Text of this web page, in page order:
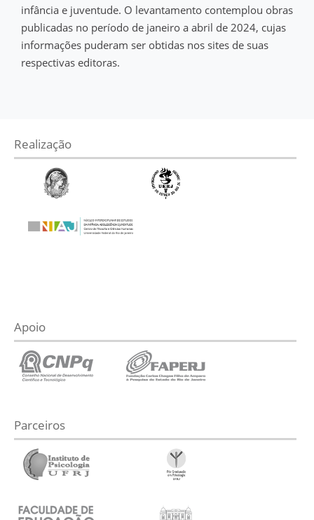
infância e juventude. O levantamento contemplou obras
publicadas no período de janeiro a abril de 2024, cujas
informações puderam ser obtidas nos sites de suas
respectivas editoras.
Realização
Apoio
Parceiros